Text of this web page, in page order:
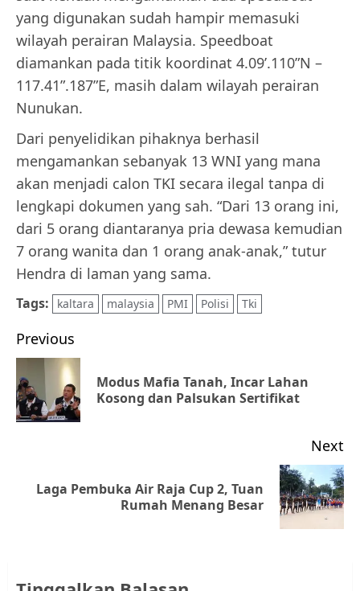
yang digunakan sudah hampir memasuki
wilayah perairan Malaysia. Speedboat
diamankan pada titik koordinat 4.09’.110”N –
117.41”.187”E, masih dalam wilayah perairan
Nunukan.
Dari penyelidikan pihaknya berhasil
mengamankan sebanyak 13 WNI yang mana
akan menjadi calon TKI secara ilegal tanpa di
lengkapi dokumen yang sah. “Dari 13 orang ini,
dari 5 orang diantaranya pria dewasa kemudian
7 orang wanita dan 1 orang anak-anak,” tutur
Hendra di laman yang sama.
Tags: kaltara malaysia PMI Polisi Tki
Post
navigation
Previous
Modus Mafia Tanah, Incar Lahan
Kosong dan Palsukan Sertifikat
Next
NextLaga Pembuka Air Raja Cup 2, Tuan
Rumah Menang Besar